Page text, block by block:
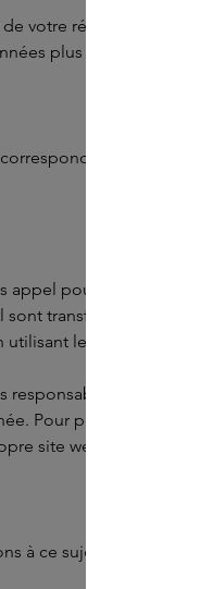
votre réclamation. Il
plus de deux ans
à vos achats
pour effectuer
transférées vers des
les clauses
du
Pour plus
site web.
à ce sujet dans notre